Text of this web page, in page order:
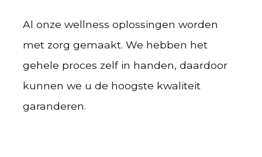
Al onze wellness oplossingen worden
met zorg gemaakt. We hebben het
gehele proces zelf in handen, daardoor
kunnen we u de hoogste kwaliteit
garanderen.